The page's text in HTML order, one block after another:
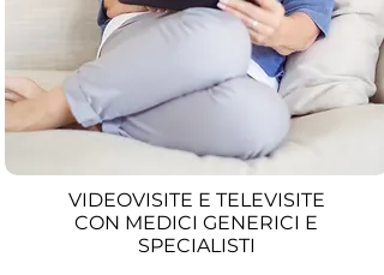
VIDEOVISITE E TELEVISITE
CON MEDICI GENERICI E
SPECIALISTI